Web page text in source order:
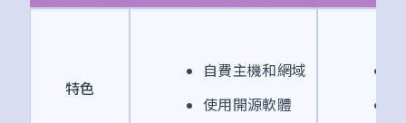
特色
自費主機和網域
使用開源軟體